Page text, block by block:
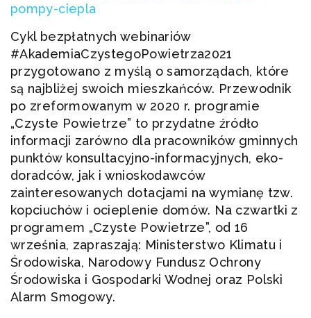
pompy-ciepla
Cykl bezpłatnych webinariów
#AkademiaCzystegoPowietrza2021
przygotowano z myślą o samorządach, które
są najbliżej swoich mieszkańców. Przewodnik
po zreformowanym w 2020 r. programie
„Czyste Powietrze” to przydatne źródło
informacji zarówno dla pracowników gminnych
punktów konsultacyjno-informacyjnych, eko-
doradców, jak i wnioskodawców
zainteresowanych dotacjami na wymianę tzw.
kopciuchów i ocieplenie domów. Na czwartki z
programem „Czyste Powietrze”, od 16
września, zapraszają: Ministerstwo Klimatu i
Środowiska, Narodowy Fundusz Ochrony
Środowiska i Gospodarki Wodnej oraz Polski
Alarm Smogowy.